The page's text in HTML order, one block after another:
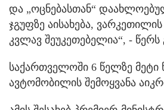
და „ოცნებასთან“
ჯგუფზე აისახება,
კვლავ შეუკეთებელია“, - წერს
საქართველოში 6 წელზე მეტი
ავტომობილის შემოყვანა